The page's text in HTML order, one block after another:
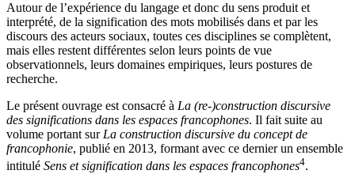
Autour de l’expérience du langage et donc du sens produit et
interprété, de la signification des mots mobilisés dans et par les
discours des acteurs sociaux, toutes ces disciplines se complètent,
mais elles restent différentes selon leurs points de vue
observationnels, leurs domaines empi­riques, leurs postures de
recherche.
Le présent ouvrage est consacré à La (re-)construction discursive
des significations dans les espaces francophones. Il fait suite au
volume portant surLa construction discursive du concept de
francophonie, publié en 2013, formant avec ce dernier un ensemble
intitulé Sens et signification dans les espaces francophones4.